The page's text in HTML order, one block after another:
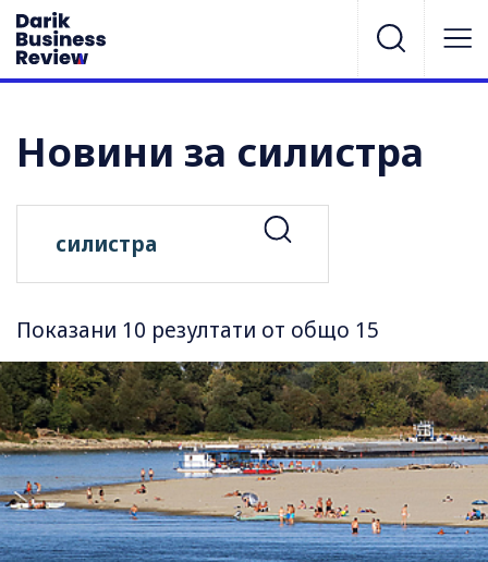
Новини за силистра
Показани 10 резултати от общо 15